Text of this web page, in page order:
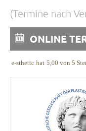
(Termine nach
ONLINE
e-sthetic hat 5,00 von 5